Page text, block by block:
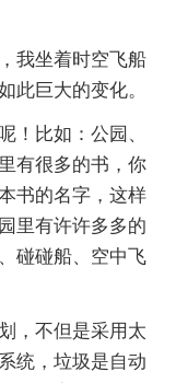
我坐着时空飞船
此巨大的变化。
！比如：公园、
有很多的书，你
书的名字，这样
里有许许多多的
碰碰船、空中飞
，不但是采用太
统，垃圾是自动